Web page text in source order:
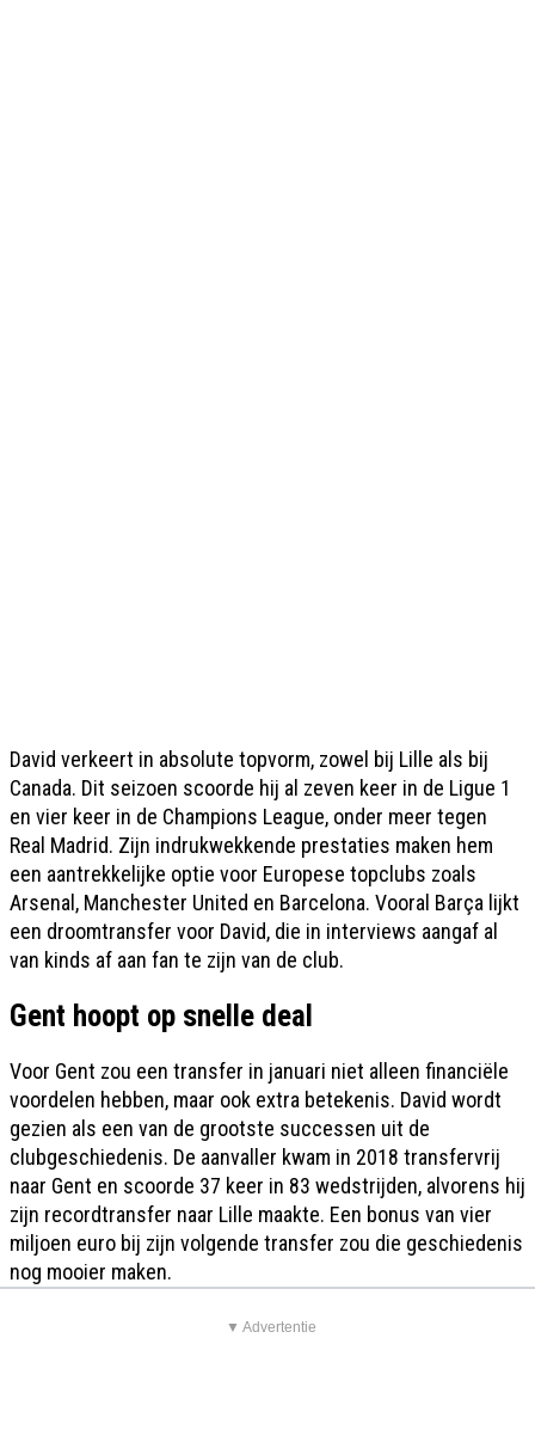
David verkeert in absolute topvorm, zowel bij Lille als bij
Canada. Dit seizoen scoorde hij al zeven keer in de Ligue 1
en vier keer in de Champions League, onder meer tegen
Real Madrid. Zijn indrukwekkende prestaties maken hem
een aantrekkelijke optie voor Europese topclubs zoals
Arsenal, Manchester United en Barcelona. Vooral Barça lijkt
een droomtransfer voor David, die in interviews aangaf al
van kinds af aan fan te zijn van de club.
Gent hoopt op snelle deal
Voor Gent zou een transfer in januari niet alleen financiële
voordelen hebben, maar ook extra betekenis. David wordt
gezien als een van de grootste successen uit de
clubgeschiedenis. De aanvaller kwam in 2018 transfervrij
naar Gent en scoorde 37 keer in 83 wedstrijden, alvorens hij
zijn recordtransfer naar Lille maakte. Een bonus van vier
miljoen euro bij zijn volgende transfer zou die geschiedenis
nog mooier maken.
▼ Advertentie